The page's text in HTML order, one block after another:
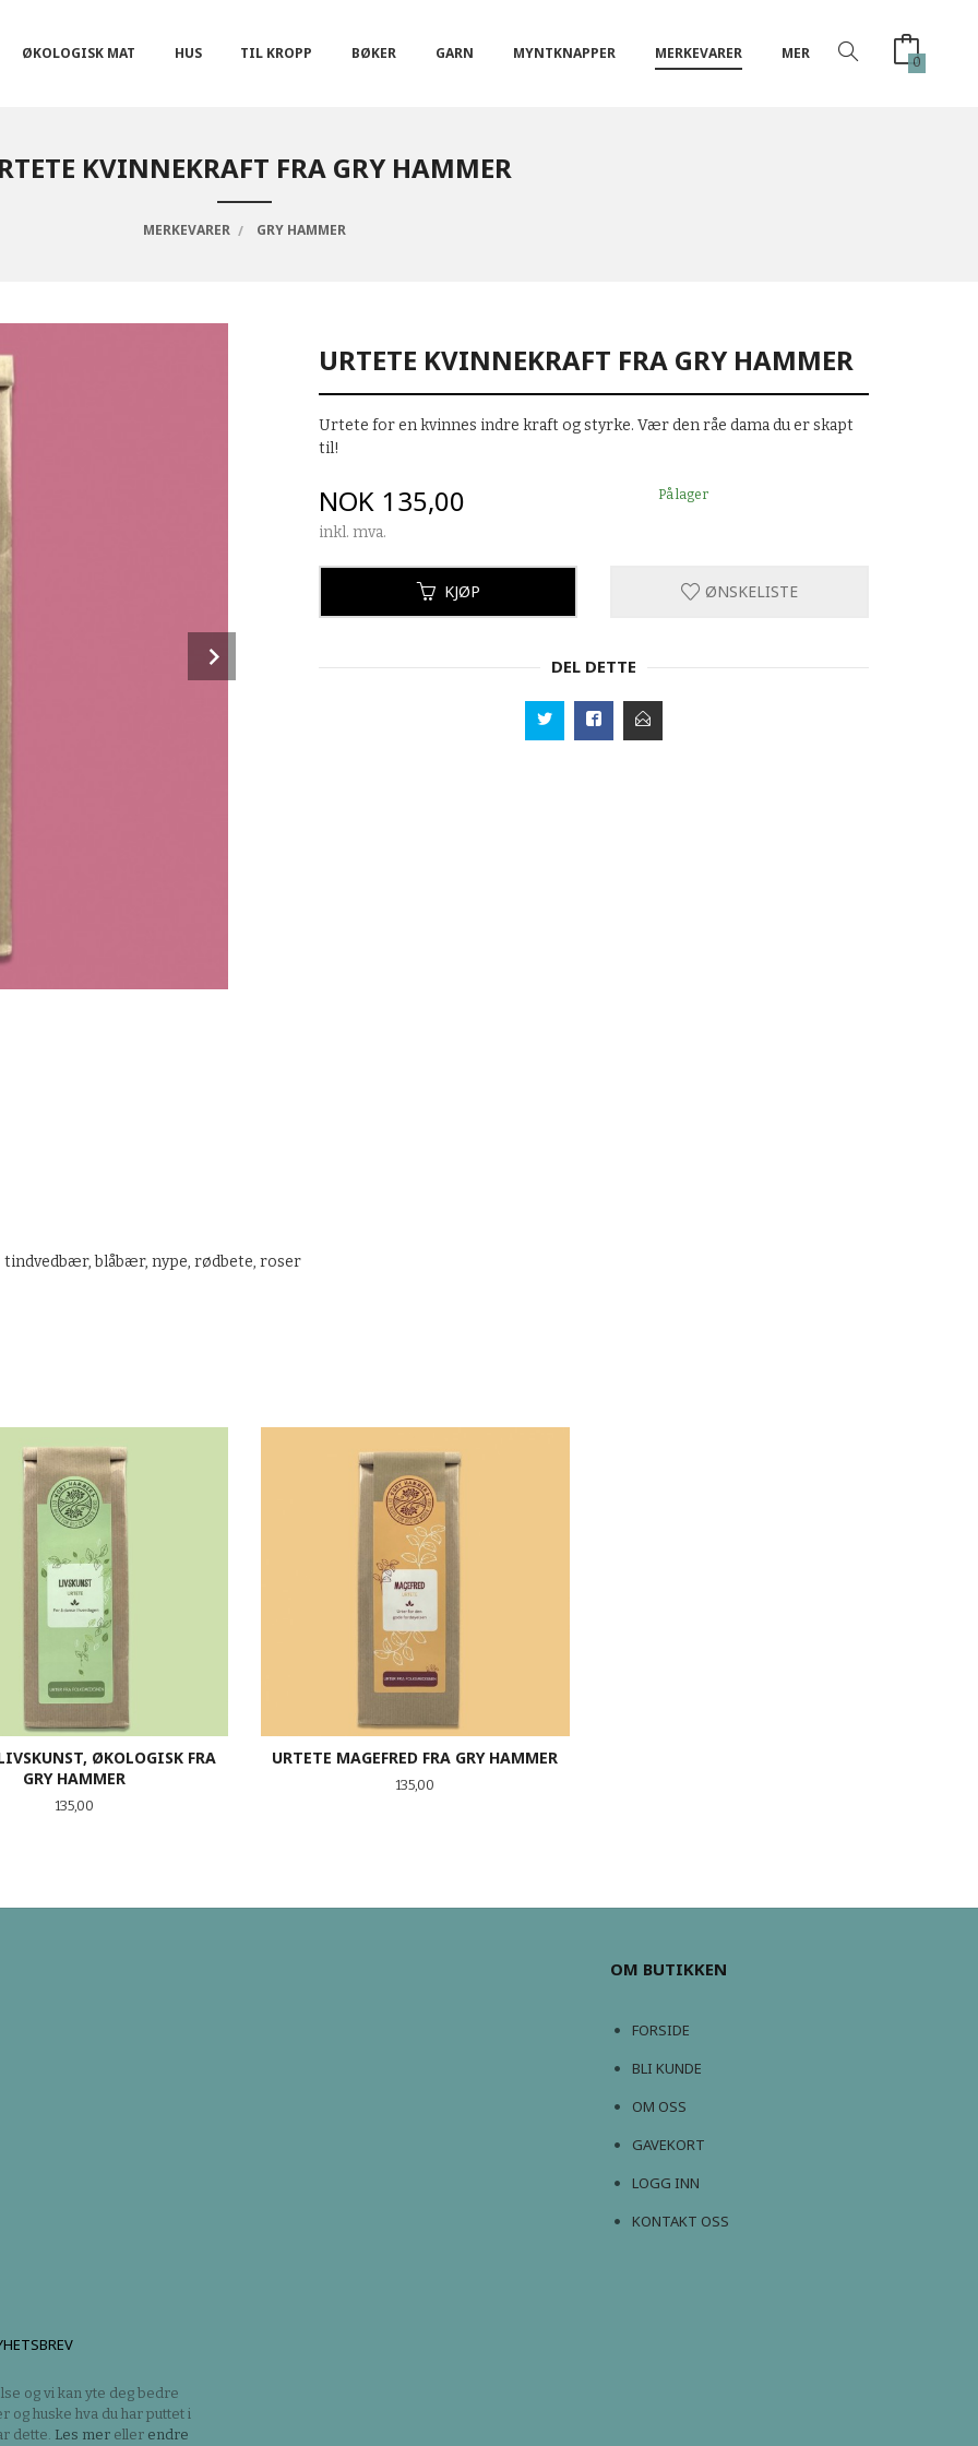
ØKOLOGISK MAT HUS TIL KROPP BØKER GARN MYNTKNAPPER MERKEVARER MER 0
KVINNEKRAFT FRA GRY HAMMER
MERKEVARER GRY HAMMER
URTETE KVINNEKRAFT FRA GRY HAMMER
Urtete for en kvinnes indre kraft og styrke. Vær den råe dama du er skapt
til!
Pris
NOK 135,00
inkl. mva.
På lager
KJØP ØNSKELISTE
DEL DETTE
blåbær, nype, rødbete, roser
ØKOLOGISK FRA
GRY HAMMER
Pris
135,00
URTETE MAGEFRED FRA GRY HAMMER
Pris
135,00
OM BUTIKKEN
FORSIDE
BLI KUNDE
OM OSS
GAVEKORT
LOGG INN
KONTAKT OSS
og vi kan yte deg bedre
og huske hva du har puttet i
dette. Les mer eller endre